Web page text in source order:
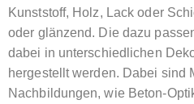
Kunststoff, Holz, Lack oder
oder glänzend. Die dazu
dabei in unterschiedlichen
hergestellt werden. Dabei sind
Nachbildungen, wie Beton-